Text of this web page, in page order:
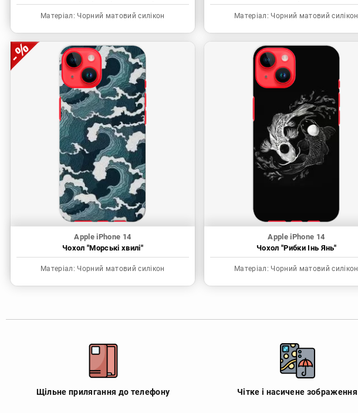
Матеріал: Чорний матовий силікон Матеріал: Чорний матовий силікон
Apple iPhone 14
Чохол "Морські хвилі"
Матеріал: Чорний матовий силікон
Apple iPhone 14
Чохол "Рибки Інь Янь"
Матеріал: Чорний матовий силікон
Щільне прилягання до телефону Чітке і насичене зображення